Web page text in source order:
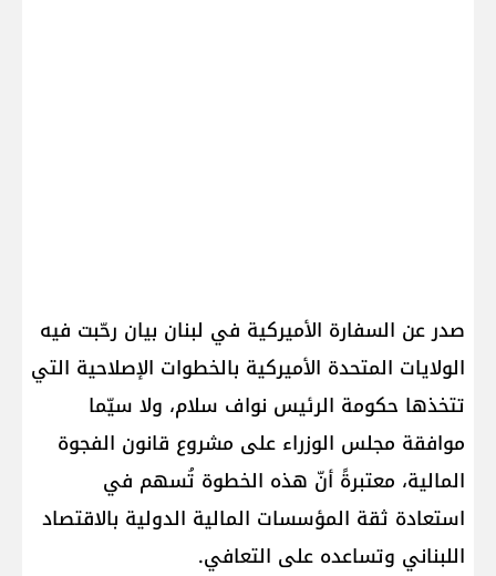
صدر عن السفارة الأميركية في لبنان بيان رحّبت فيه
الولايات المتحدة الأميركية بالخطوات الإصلاحية التي
تتخذها حكومة الرئيس نواف سلام، ولا سيّما
موافقة مجلس الوزراء على مشروع قانون الفجوة
المالية، معتبرةً أنّ هذه الخطوة تُسهم في
استعادة ثقة المؤسسات المالية الدولية بالاقتصاد
اللبناني وتساعده على التعافي.